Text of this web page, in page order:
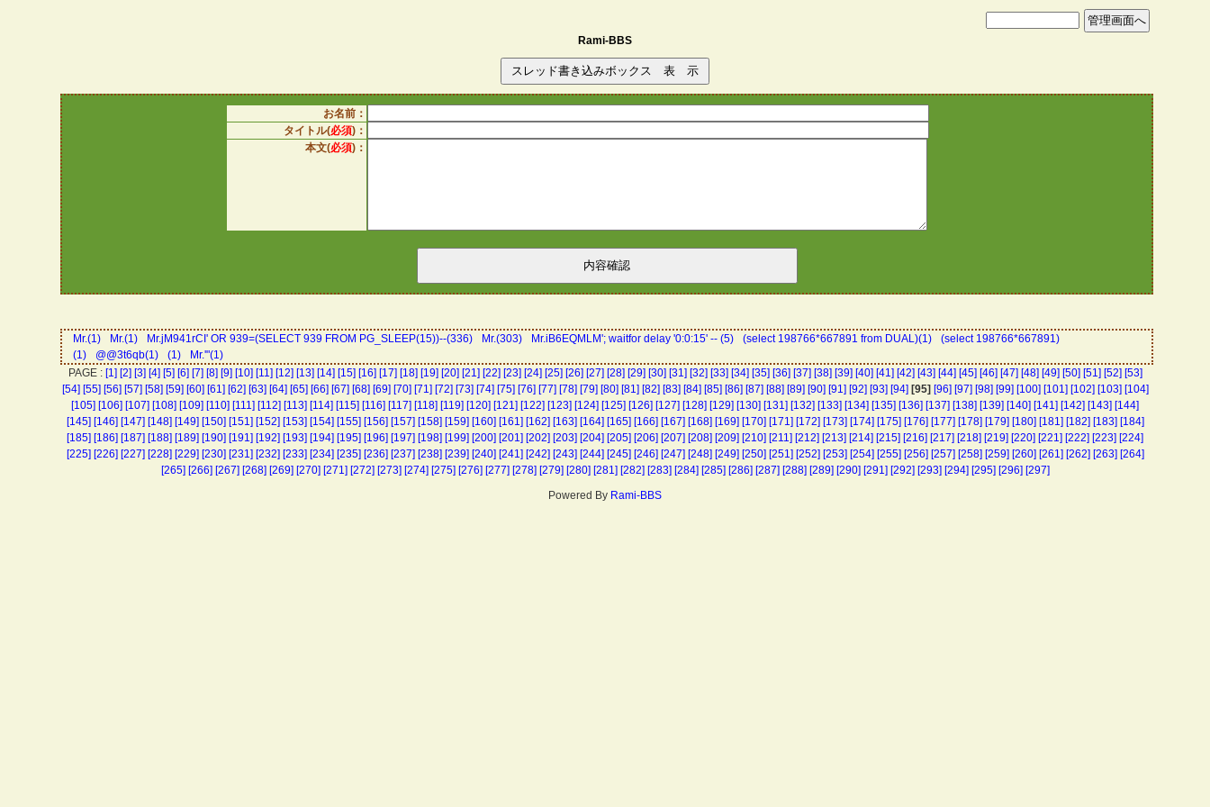
Rami-BBS
お名前：
タイトル(必須)：
本文(必須)：
Mr.(1) Mr.(1) Mr.jM941rCI' OR 939=(SELECT 939 FROM PG_SLEEP(15))--(336) Mr.(303) Mr.iB6EQMLM'; waitfor delay '0:0:15' -- (5) (select 198766*667891 from DUAL)(1)
(select 198766*667891)
(1)
@@3t6qb(1) (1)
Mr.'"(1)
PAGE : [1] [2] [3] [4] [5] [6] [7] [8] [9] [10] [11] [12] [13] [14] [15] [16] [17] [18] [19] [20] [21] [22] [23] [24] [25] [26] [27] [28] [29] [30] [31] [32] [33] [34] [35] [36] [37] [38] [39] [40] [41] [42] [43] [44] [45] [46] [47] [48] [49] [50] [51] [52] [53]
[54] [55] [56] [57] [58] [59] [60] [61] [62] [63] [64] [65] [66] [67] [68] [69] [70] [71] [72] [73] [74] [75] [76] [77] [78] [79] [80] [81] [82] [83] [84] [85] [86] [87] [88] [89] [90] [91] [92] [93] [94] [95] [96] [97] [98] [99] [100] [101] [102] [103] [104]
[105] [106] [107] [108] [109] [110] [111] [112] [113] [114] [115] [116] [117] [118] [119] [120] [121] [122] [123] [124] [125] [126] [127] [128] [129] [130] [131] [132] [133] [134] [135] [136] [137] [138] [139] [140] [141] [142] [143] [144]
[145] [146] [147] [148] [149] [150] [151] [152] [153] [154] [155] [156] [157] [158] [159] [160] [161] [162] [163] [164] [165] [166] [167] [168] [169] [170] [171] [172] [173] [174] [175] [176] [177] [178] [179] [180] [181] [182] [183] [184]
[185] [186] [187] [188] [189] [190] [191] [192] [193] [194] [195] [196] [197] [198] [199] [200] [201] [202] [203] [204] [205] [206] [207] [208] [209] [210] [211] [212] [213] [214] [215] [216] [217] [218] [219] [220] [221] [222] [223] [224]
[225] [226] [227] [228] [229] [230] [231] [232] [233] [234] [235] [236] [237] [238] [239] [240] [241] [242] [243] [244] [245] [246] [247] [248] [249] [250] [251] [252] [253] [254] [255] [256] [257] [258] [259] [260] [261] [262] [263] [264]
[265] [266] [267] [268] [269] [270] [271] [272] [273] [274] [275] [276] [277] [278] [279] [280] [281] [282] [283] [284] [285] [286] [287] [288] [289] [290] [291] [292] [293] [294] [295] [296] [297]
Powered By Rami-BBS